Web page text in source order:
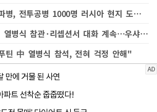
국정원 "北 3차 파병, 전투공병 1000명 러시아 현지 도착…전사자 2000여명 추산"
김정은·푸틴, 3일 열병식 참관·리셉션서 대화 계속…우샤노프 보좌관
틴 中 열병식 참석, 전혀 걱정 안해"